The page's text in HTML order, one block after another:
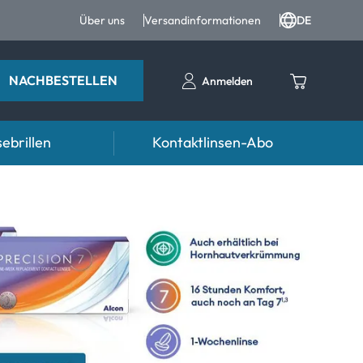
Über uns Versandinformationen DE
NACHBESTELLEN Anmelden
FAQ
weiteres Zubehör
Pflegemittel FAQ
Kontaktlinsen-Abo